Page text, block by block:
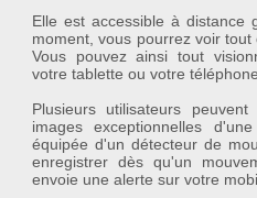
Elle est accessible à distance
moment, vous pourrez voir
Vous pouvez ainsi tout
votre tablette ou votre
Plusieurs utilisateurs
images exceptionnelles
équipée d'un détecteur de
enregistrer dès qu'un
envoie une alerte sur votre